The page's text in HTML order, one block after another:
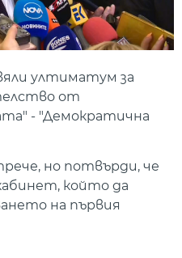
ултиматум за
от
- "Демократична
но потвърди, че
който да
на първия